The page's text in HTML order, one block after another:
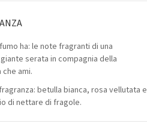
ha: le note fragranti di una
serata in compagnia della
ami.
betulla bianca, rosa vellutata e
di nettare di fragole.